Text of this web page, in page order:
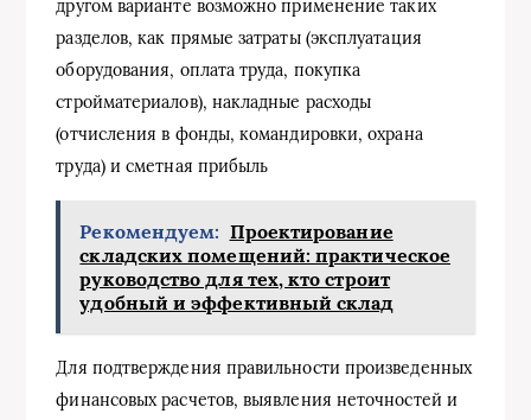
другом варианте возможно применение таких
разделов, как прямые затраты (эксплуатация
оборудования, оплата труда, покупка
стройматериалов), накладные расходы
(отчисления в фонды, командировки, охрана
труда) и сметная прибыль
Рекомендуем: Проектирование
складских помещений: практическое
руководство для тех, кто строит
удобный и эффективный склад
Для подтверждения правильности произведенных
финансовых расчетов, выявления неточностей и